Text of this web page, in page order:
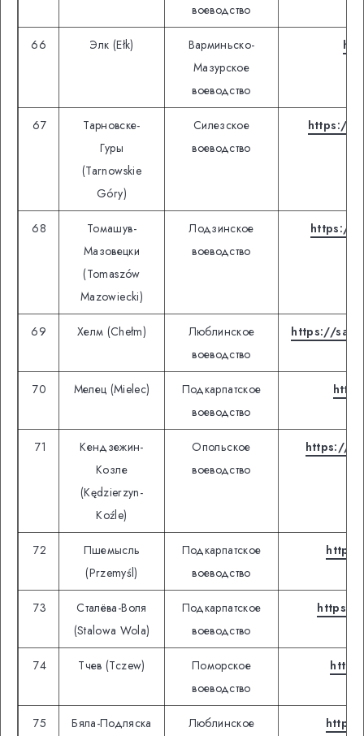
воеводство
66 Элк (Ełk)
Варминьско-
Мазурское
воеводство
67
Тарновске-
Гуры
(Tarnowskie
Góry)
Силезское
воеводство
https://
68
Томашув-
Мазовецки
(Tomaszów
Mazowiecki)
Лодзинское
воеводство
https://
69 Хелм (Chełm)
Люблинское
воеводство
https://
70 Мелец (Mielec)
Подкарпатское
воеводство
71
Кендзежин-
Козле
(Kędzierzyn-
Koźle)
Опольское
воеводство
https://
72
Пшемысль
(Przemyśl)
Подкарпатское
воеводство
73
Сталёва-Воля
(Stalowa Wola)
Подкарпатское
воеводство
https://
74 Тчев (Tczew)
Поморское
воеводство
75
Бяла-Подляска
Люблинское